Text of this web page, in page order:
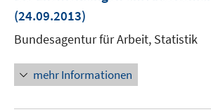
(24.09.2013)
Bundesagentur für Arbeit, Statistik
mehr Informationen